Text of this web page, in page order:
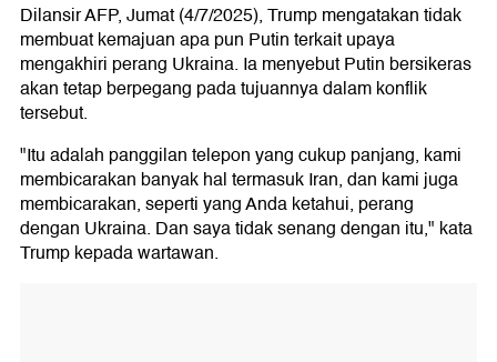
Dilansir AFP, Jumat (4/7/2025), Trump mengatakan tidak
membuat kemajuan apa pun Putin terkait upaya
mengakhiri perang Ukraina. Ia menyebut Putin bersikeras
akan tetap berpegang pada tujuannya dalam konflik
tersebut.
"Itu adalah panggilan telepon yang cukup panjang, kami
membicarakan banyak hal termasuk Iran, dan kami juga
membicarakan, seperti yang Anda ketahui, perang
dengan Ukraina. Dan saya tidak senang dengan itu," kata
Trump kepada wartawan.